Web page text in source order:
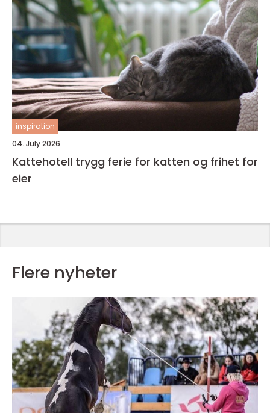
inspiration
04. July 2026
Kattehotell trygg ferie for katten og frihet for
eier
Flere nyheter